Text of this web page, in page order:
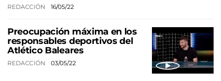
REDACCIÓN 16/05/22
Preocupación máxima en los
responsables deportivos del
Atlético Baleares
REDACCIÓN 03/05/22